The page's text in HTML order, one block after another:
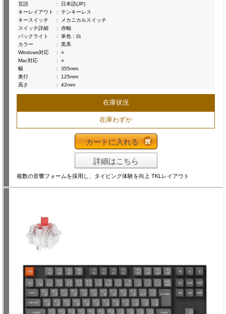
言語
:
日本語(JP)
キーレイアウト
:
テンキーレス
キースイッチ
:
メカニカルスイッチ
スイッチ詳細
:
赤軸
バックライト
:
単色：白
カラー
:
黒系
Windows対応
:
○
Mac対応
:
○
幅
:
355mm
奥行
:
125mm
高さ
: 42mm
在庫状況
在庫わずか
カートに入れる
詳細はこちら
複数の音響フォームを採用し、タイピング体験を向上 TKLレイアウト